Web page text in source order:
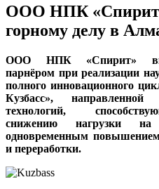
ООО НПК
горному делу в
ООО НПК «Спирит»
парнёром при реализации
полного инновационного
Кузбасс»,
технологий,
снижению нагрузки
одновременным
и переработки.